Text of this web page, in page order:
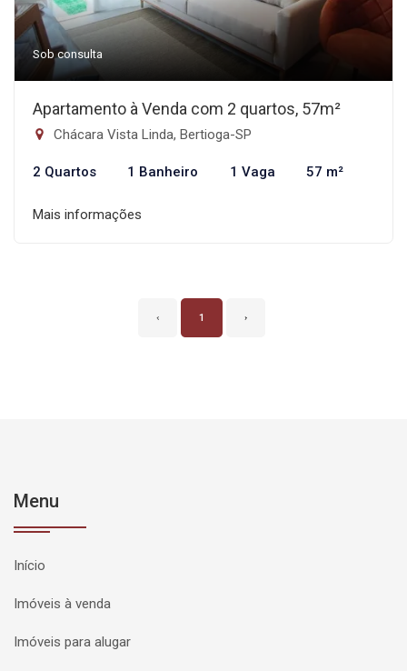
Sob consulta
Apartamento à Venda com 2 quartos, 57m²
Chácara Vista Linda, Bertioga-SP
2 Quartos 1 Banheiro 1 Vaga 57 m²
Mais informações
‹ 1 ›
Menu
Início
Imóveis à venda
Imóveis para alugar